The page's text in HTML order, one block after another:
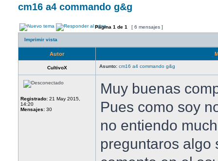
cm16 a4 commando g&g
Página 1 de 1 [ 6 mensajes ]
Imprimir vista
Autor
CultivoX Asunto: cm16 a4 commando g&g
Registrado: 21 May 2015,
14:20
Mensajes: 30
Muy buenas
Pues como soy
no entiendo
preguntaros algo